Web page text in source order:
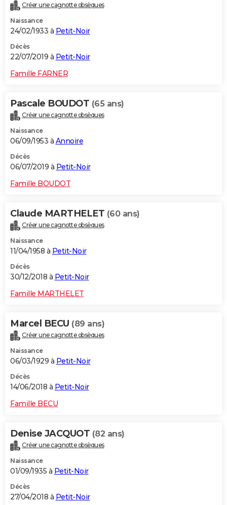
Créer une cagnotte obsèques
Naissance
24/02/1933 à Petit-Noir
Décès
22/07/2019 à Petit-Noir
Famille FARNER
Pascale BOUDOT (65 ans)
Créer une cagnotte obsèques
Naissance
06/09/1953 à Annoire
Décès
06/07/2019 à Petit-Noir
Famille BOUDOT
Claude MARTHELET (60 ans)
Créer une cagnotte obsèques
Naissance
11/04/1958 à Petit-Noir
Décès
30/12/2018 à Petit-Noir
Famille MARTHELET
Marcel BECU (89 ans)
Créer une cagnotte obsèques
Naissance
06/03/1929 à Petit-Noir
Décès
14/06/2018 à Petit-Noir
Famille BECU
Denise JACQUOT (82 ans)
Créer une cagnotte obsèques
Naissance
01/09/1935 à Petit-Noir
Décès
27/04/2018 à Petit-Noir